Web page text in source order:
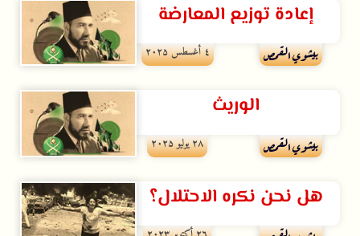
إعادة توزيع المعارضة
بيشوي القمص ٤ أغسطس ۲۰۲۵
الوريث
بيشوي القمص ۲۸ يوليو ۲۰۲۵
هل نحن نكره الاحتلال؟